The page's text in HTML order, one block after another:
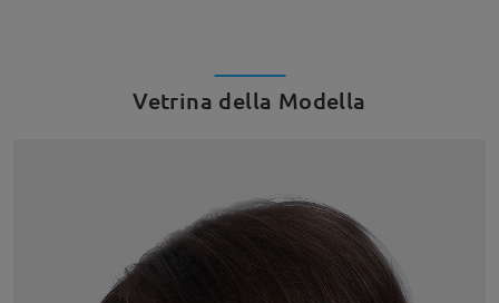
Vetrina della Modella